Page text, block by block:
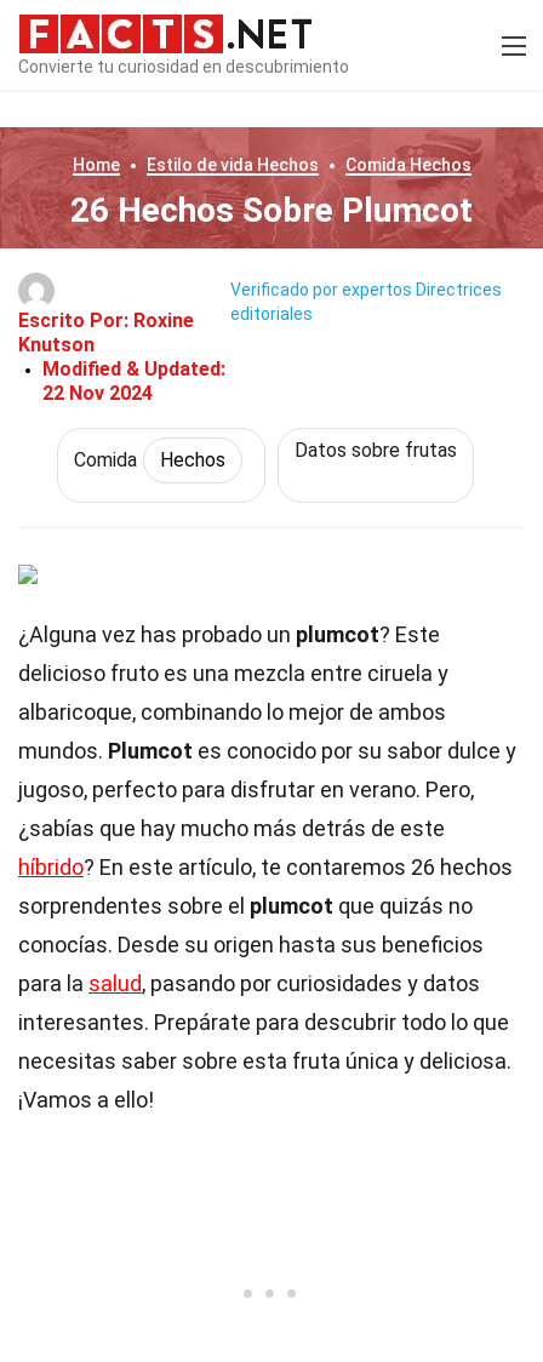
Convierte tu curiosidad en descubrimiento
Home Estilo de vida Hechos ComidaHechos
26 Hechos Sobre Plumcot
Escrito Por: Roxine
Knutson
Modified & Updated:
22 Nov 2024
Verificado por expertos Directrices
editoriales
Comida Hechos Datos sobre frutas
¿Alguna vez has probado un plumcot? Este
delicioso fruto es una mezcla entre ciruela y
albaricoque, combinando lo mejor de ambos
mundos. Plumcot es conocido por su sabor dulce y
jugoso, perfecto para disfrutar en verano. Pero,
¿sabías que hay mucho más detrás de este
híbrido? En este artículo, te contaremos 26 hechos
sorprendentes sobre el plumcot que quizás no
conocías. Desde su origen hasta sus beneficios
para la salud, pasando por curiosidades y datos
interesantes. Prepárate para descubrir todo lo que
necesitas saber sobre esta fruta única y deliciosa.
¡Vamos a ello!